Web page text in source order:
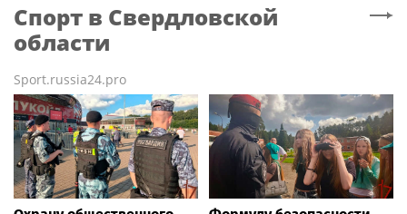
Спорт в Свердловской
области
Sport.russia24.pro